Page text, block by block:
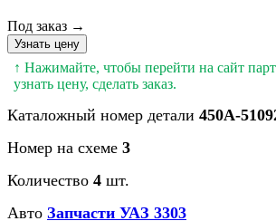
Под заказ →
Узнать цену
↑ Нажимайте, чтобы перейти на сайт
узнать цену, сделать заказ.
Каталожный номер детали 450А-
Номер на схеме 3
Количество 4 шт.
Авто Запчасти УАЗ 3303